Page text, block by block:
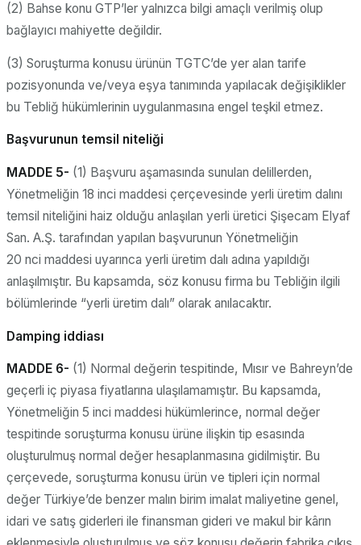
(2) Bahse konu GTP’ler yalnızca bilgi amaçlı verilmiş olup
bağlayıcı mahiyette değildir.
(3) Soruşturma konusu ürünün TGTC’de yer alan tarife
pozisyonunda ve/veya eşya tanımında yapılacak değişiklikler
bu Tebliğ hükümlerinin uygulanmasına engel teşkil etmez.
Başvurunun temsil niteliği
MADDE 5- (1) Başvuru aşamasında sunulan delillerden,
Yönetmeliğin 18 inci maddesi çerçevesinde yerli üretim dalını
temsil niteliğini haiz olduğu anlaşılan yerli üretici Şişecam Elyaf
San. A.Ş. tarafından yapılan başvurunun Yönetmeliğin
20 nci maddesi uyarınca yerli üretim dalı adına yapıldığı
anlaşılmıştır. Bu kapsamda, söz konusu firma bu Tebliğin ilgili
bölümlerinde “yerli üretim dalı” olarak anılacaktır.
Damping iddiası
MADDE 6- (1) Normal değerin tespitinde, Mısır ve Bahreyn’de
geçerli iç piyasa fiyatlarına ulaşılamamıştır. Bu kapsamda,
Yönetmeliğin 5 inci maddesi hükümlerince, normal değer
tespitinde soruşturma konusu ürüne ilişkin tip esasında
oluşturulmuş normal değer hesaplanmasına gidilmiştir. Bu
çerçevede, soruşturma konusu ürün ve tipleri için normal
değer Türkiye’de benzer malın birim imalat maliyetine genel,
idari ve satış giderleri ile finansman gideri ve makul bir kârın